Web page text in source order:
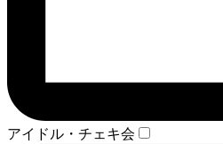
アイドル・チェキ会